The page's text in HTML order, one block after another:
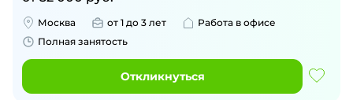
Москва от 1 до 3 лет
Работа в офисе
Полная занятость
Откликнуться